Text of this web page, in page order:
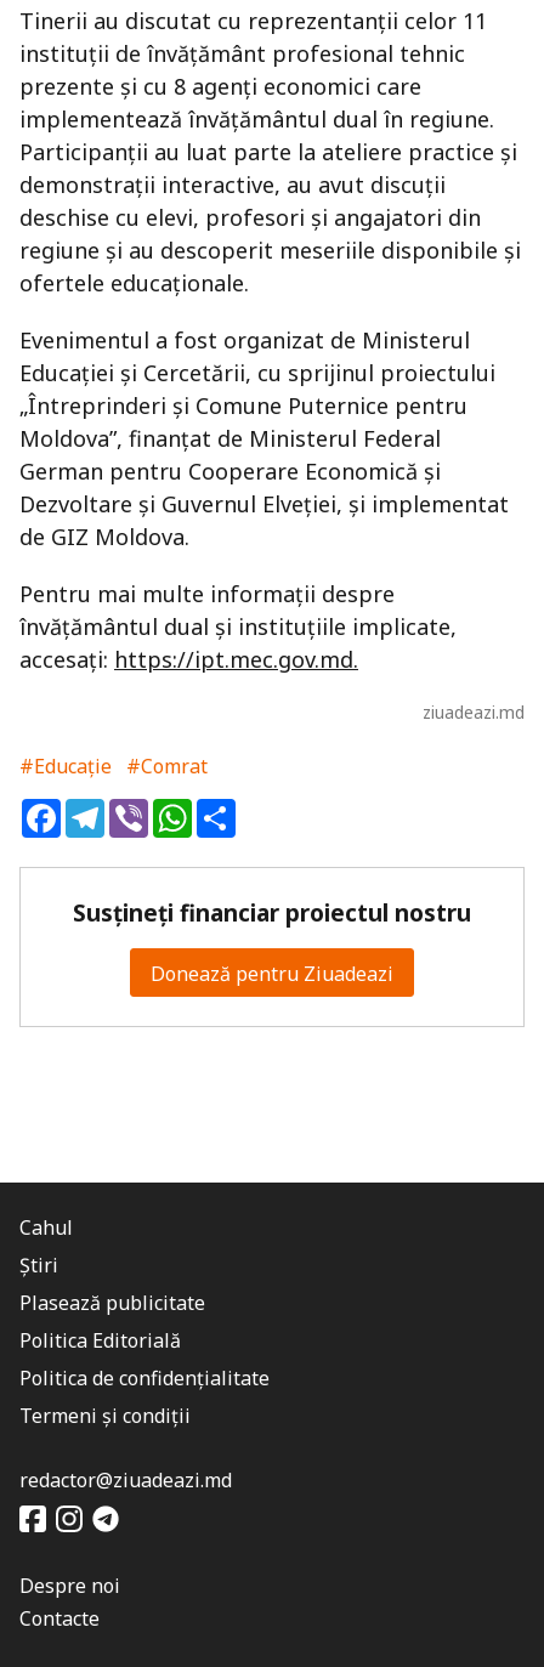
Tinerii au discutat cu reprezentanții celor 11
instituții de învățământ profesional tehnic
prezente și cu 8 agenți economici care
implementează învățământul dual în regiune.
Participanții au luat parte la ateliere practice și
demonstrații interactive, au avut discuții
deschise cu elevi, profesori și angajatori din
regiune și au descoperit meseriile disponibile și
ofertele educaționale.
Evenimentul a fost organizat de Ministerul
Educației și Cercetării, cu sprijinul proiectului
„Întreprinderi și Comune Puternice pentru
Moldova”, finanțat de Ministerul Federal
German pentru Cooperare Economică și
Dezvoltare și Guvernul Elveției, și implementat
de GIZ Moldova.
Pentru mai multe informații despre
învățământul dual și instituțiile implicate,
accesați: https://ipt.mec.gov.md.
ziuadeazi.md
#Educație #Comrat
FacebookTelegram
ViberWhatsApp
Susțineți financiar proiectul nostru
Donează pentru Ziuadeazi
Cahul
Știri
Plasează publicitate
Politica Editorială
Politica de confidențialitate
Termeni și condiții
redactor@ziuadeazi.md
Despre noi
Contacte